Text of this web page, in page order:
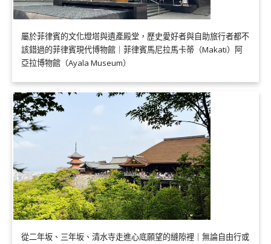
屬於菲律賓的文化燈塔與遺產殿堂，歷史愛好者與自助旅行者都不
該錯過的菲律賓現代博物館｜菲律賓馬尼拉馬卡蒂（Makati）阿
亞拉博物館（Ayala Museum）
從二年坂、三年坂、清水寺走進心底願望的縫隙裡｜無論自由行或